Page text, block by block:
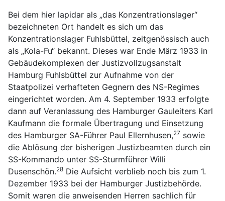
Bei dem hier lapidar als „das Konzentrationslager“
bezeichneten Ort handelt es sich um das
Konzentrationslager Fuhlsbüttel, zeitgenössisch auch
als „Kola-Fu“ bekannt. Dieses war Ende März 1933 in
Gebäudekomplexen der Justizvollzugsanstalt
Hamburg Fuhlsbüttel zur Aufnahme von der
Staatpolizei verhafteten Gegnern des NS-Regimes
eingerichtet worden. Am 4. September 1933 erfolgte
dann auf Veranlassung des Hamburger Gauleiters Karl
Kaufmann die formale Übertragung und Einsetzung
des Hamburger SA-Führer Paul Ellernhusen,27 sowie
die Ablösung der bisherigen Justizbeamten durch ein
SS-Kommando unter SS-Sturmführer Willi
Dusenschön.28 Die Aufsicht verblieb noch bis zum 1.
Dezember 1933 bei der Hamburger Justizbehörde.
Somit waren die anweisenden Herren sachlich für